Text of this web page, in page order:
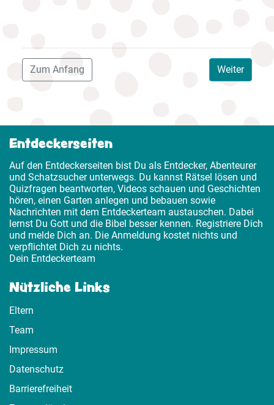
Weiter
Zum Anfang
Entdeckerseiten
Auf den Entdeckerseiten bist Du als Entdecker, Abenteurer
und Schatzsucher unterwegs. Du kannst Rätsel lösen und
Quizfragen beantworten, Videos schauen und Geschichten
hören, einen Garten anlegen und bebauen sowie
Nachrichten mit dem Entdeckerteam austauschen. Dabei
lernst Du Gott und die Bibel besser kennen. Registriere Dich
und melde Dich an. Die Anmeldung kostet nichts und
verpflichtet Dich zu nichts.
Dein Entdeckerteam
Nützliche Links
Eltern
Team
Impressum
Datenschutz
Barrierefreiheit